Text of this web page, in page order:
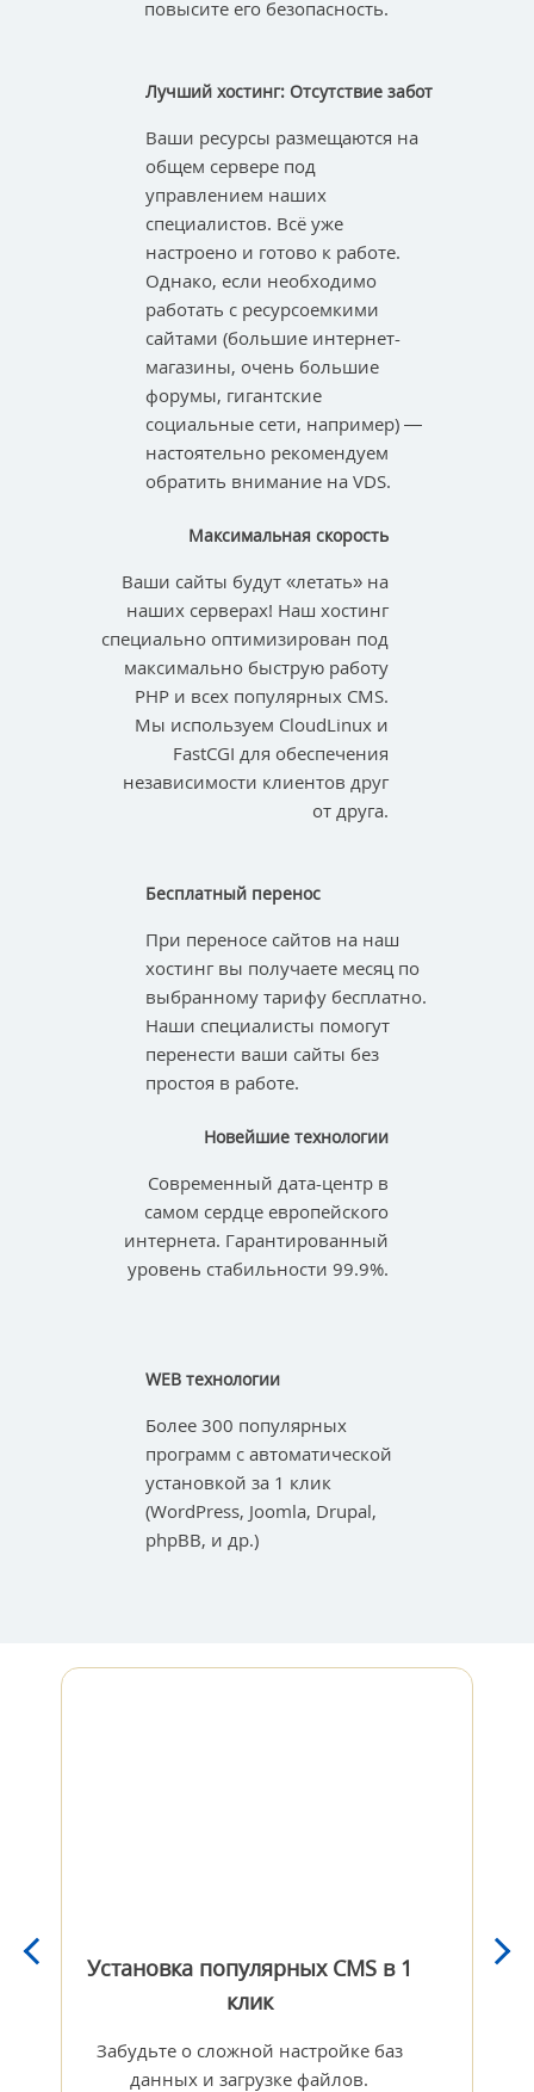
повысите его безопасность.
Лучший хостинг: Отсутствие забот
Ваши ресурсы размещаются на
общем сервере под
управлением наших
специалистов. Всё уже
настроено и готово к работе.
Однако, если необходимо
работать с ресурсоемкими
сайтами (большие интернет-
магазины, очень большие
форумы, гигантские
социальные сети, например) —
настоятельно рекомендуем
обратить внимание на VDS.
Максимальная скорость
Ваши сайты будут «летать» на
наших серверах! Наш хостинг
специально оптимизирован под
максимально быструю работу
PHP и всех популярных CMS.
Мы используем CloudLinux и
FastCGI для обеспечения
независимости клиентов друг
от друга.
Бесплатный перенос
При переносе сайтов на наш
хостинг вы получаете месяц по
выбранному тарифу бесплатно.
Наши специалисты помогут
перенести ваши сайты без
простоя в работе.
Новейшие технологии
Современный дата-центр в
самом сердце европейского
интернета. Гарантированный
уровень стабильности 99.9%.
WEB технологии
Более 300 популярных
программ с автоматической
установкой за 1 клик
(WordPress, Joomla, Drupal,
phpBB, и др.)
Установка популярных CMS в 1
клик
Забудьте о сложной настройке баз
данных и загрузке файлов.